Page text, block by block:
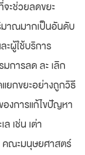
ะช่วยลดขยะ
มาณมากเป็นอันดับ
ะผู้ใช้บริการ
การลด ละ เลิก
ยกขยะอย่างถูกวิธี
องการแก้ไขปัญหา
เช่น เต่า
คณะมนุษยศาสตร์